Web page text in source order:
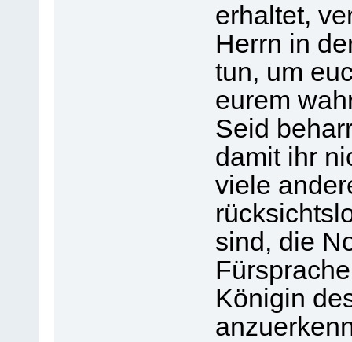
erhaltet,
Herrn in
tun, um
eurem
Seid
damit ihr
viele
sind, die
Königin